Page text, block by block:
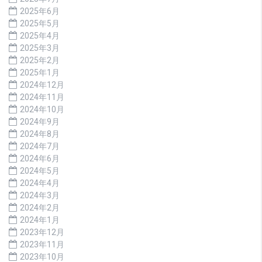
2025年6月
2025年5月
2025年4月
2025年3月
2025年2月
2025年1月
2024年12月
2024年11月
2024年10月
2024年9月
2024年8月
2024年7月
2024年6月
2024年5月
2024年4月
2024年3月
2024年2月
2024年1月
2023年12月
2023年11月
2023年10月